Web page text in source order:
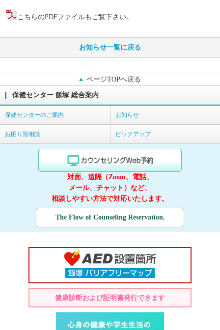
こちらのPDFファイルもご覧下さい。
お知らせ一覧に戻る
ページTOPへ戻る
保健センター 飯塚 総合案内
保健センターのご案内 お知らせ
お困り別相談 ピックアップ
対面、遠隔（Zoom、電話、
メール、チャット）など、
相談しやすい方法で対応いたします。
The Flow of Counseling Reservation.
健康診断および証明書発行できます